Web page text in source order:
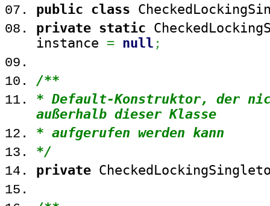
public class
private static
instance = null ;
/**
* Default-Konstruktor, der
außerhalb dieser Klasse
* aufgerufen werden kann
*/
private